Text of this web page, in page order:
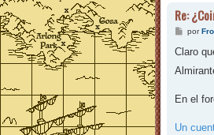
Re:
M
n
a
por
Claro
En el
Un